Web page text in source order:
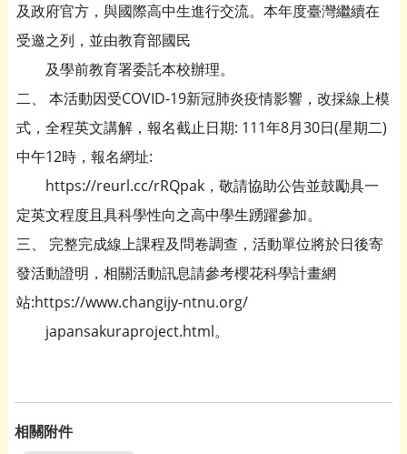
及政府官方，與國際高中生進行交流。本年度臺灣繼續在
受邀之列，並由教育部國民
及學前教育署委託本校辦理。
二、 本活動因受COVID-19新冠肺炎疫情影響，改採線上模
式，全程英文講解，報名截止日期: 111年8月30日(星期二)
中午12時，報名網址:
https://reurl.cc/rRQpak，敬請協助公告並鼓勵具一
定英文程度且具科學性向之高中學生踴躍參加。
三、 完整完成線上課程及問卷調查，活動單位將於日後寄
發活動證明，相關活動訊息請參考櫻花科學計畫網
站:https://www.changijy-ntnu.org/
japansakuraproject.html。
相關附件